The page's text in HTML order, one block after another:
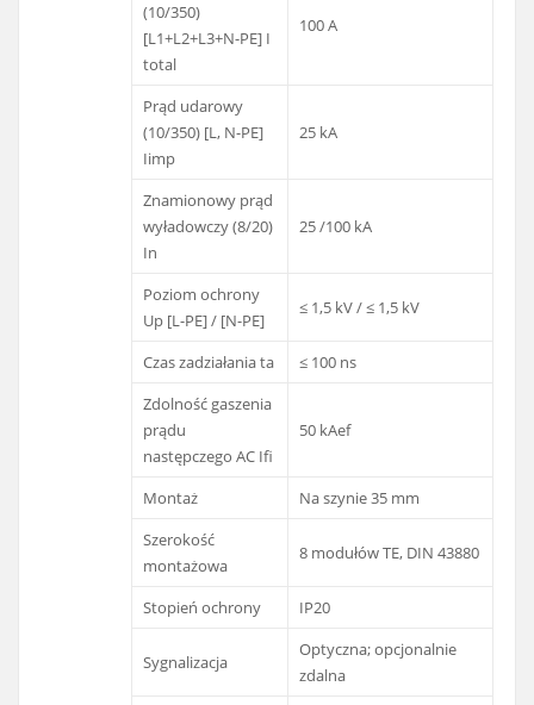
(10/350)
[L1+L2+L3+N-PE] I
total
100 A
Prąd udarowy
(10/350) [L, N-PE]
Iimp
25 kA
Znamionowy prąd
wyładowczy (8/20)
In
25 /100 kA
Poziom ochrony
Up [L-PE] / [N-PE]
≤ 1,5 kV / ≤ 1,5 kV
Czas zadziałania ta
≤ 100 ns
Zdolność gaszenia
prądu
następczego AC Ifi
50 kAef
Montaż
Na szynie 35 mm
Szerokość
montażowa
8 modułów TE, DIN 43880
Stopień ochrony IP20
Sygnalizacja
Optyczna; opcjonalnie
zdalna